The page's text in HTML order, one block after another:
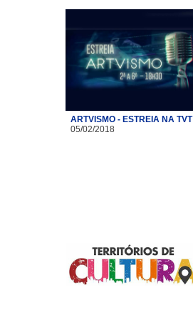
ARTVISMO - ESTREIA NA TVT
05/02/2018